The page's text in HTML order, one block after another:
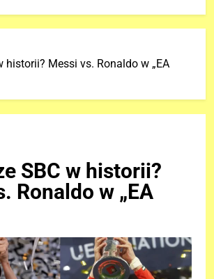
historii? Messi vs. Ronaldo w „EA
SBC w historii?
Ronaldo w „EA